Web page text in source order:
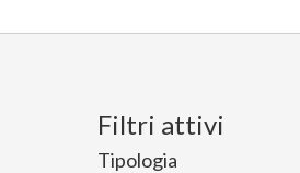
SI
Filtri attivi
Tipologia